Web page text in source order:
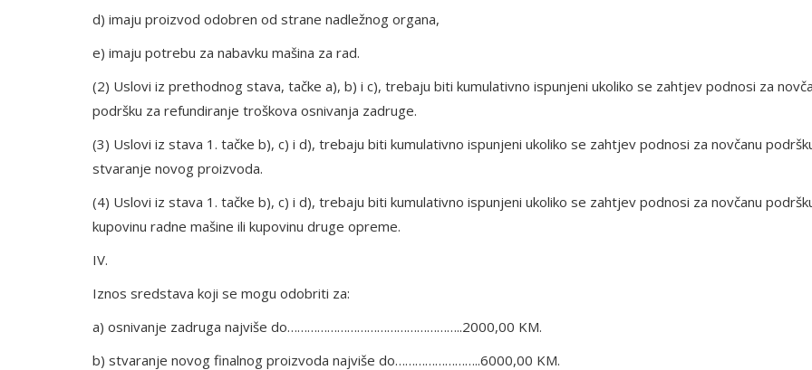
d) imaju proizvod odobren od strane nadležnog organa,
e) imaju potrebu za nabavku mašina za rad.
(2) Uslovi iz prethodnog stava, tačke a), b) i c), trebaju biti kumulativno ispunjeni ukoliko se zahtjev podnosi za
podršku za refundiranje troškova osnivanja zadruge.
(3) Uslovi iz stava 1. tačke b), c) i d), trebaju biti kumulativno ispunjeni ukoliko se zahtjev podnosi za novčanu
stvaranje novog proizvoda.
(4) Uslovi iz stava 1. tačke b), c) i d), trebaju biti kumulativno ispunjeni ukoliko se zahtjev podnosi za novčanu
kupovinu radne mašine ili kupovinu druge opreme.
IV.
Iznos sredstava koji se mogu odobriti za:
a) osnivanje zadruga najviše do……………………………………………..2000,00 KM.
b) stvaranje novog finalnog proizvoda najviše do……………………..6000,00 KM.